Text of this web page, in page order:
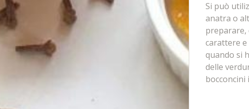
Si può
anatra o
preparare,
carattere e
quando si
delle
bocconcini